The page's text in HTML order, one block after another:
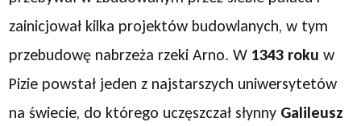
zainicjował kilka projektów budowlanych, w tym
przebudowę nabrzeża rzeki Arno. W 1343 roku w
Pizie powstał jeden z najstarszych uniwersytetów
na świecie, do którego uczęszczał słynny Galileusz